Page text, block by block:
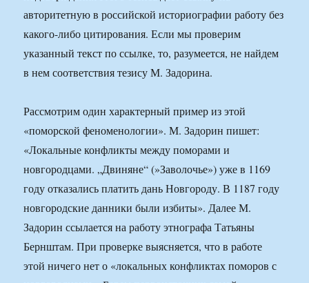
авторитетную в российской историографии работу без
какого-либо цитирования. Если мы проверим
указанный текст по ссылке, то, разумеется, не найдем
в нем соответствия тезису М. Задорина.
Рассмотрим один характерный пример из этой
«поморской феноменологии». М. Задорин пишет:
«Локальные конфликты между поморами и
новгородцами. „Двиняне“ (»Заволочье») уже в 1169
году отказались платить дань Новгороду. В 1187 году
новгородские данники были избиты». Далее М.
Задорин ссылается на работу этнографа Татьяны
Бернштам. При проверке выясняется, что в работе
этой ничего нет о «локальных конфликтах поморов с